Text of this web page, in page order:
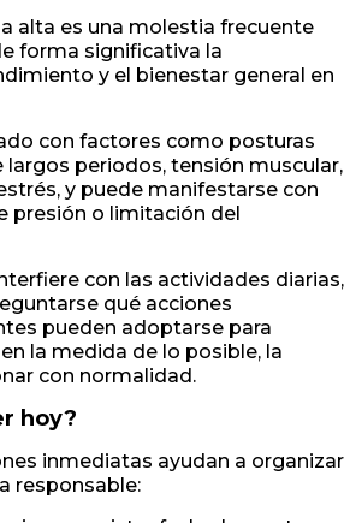
alta es una molestia frecuente
forma significativa la
y el bienestar general en
con factores como posturas
periodos, tensión muscular,
y puede manifestarse con
presión o limitación del
con las actividades diarias,
qué acciones
pueden adoptarse para
la medida de lo posible, la
con normalidad.
hoy?
inmediatas ayudan a organizar
responsable: